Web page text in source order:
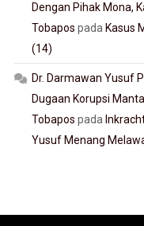
Dengan Pihak Mona,
Tobapos pada Kasus
(14)
Dr. Darmawan Yusuf
Dugaan Korupsi
Tobapos pada
Yusuf Menang